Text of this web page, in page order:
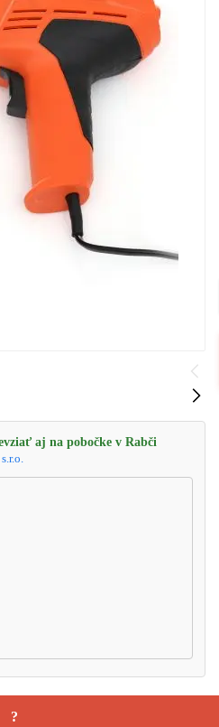
aj na pobočke v Rabči
?